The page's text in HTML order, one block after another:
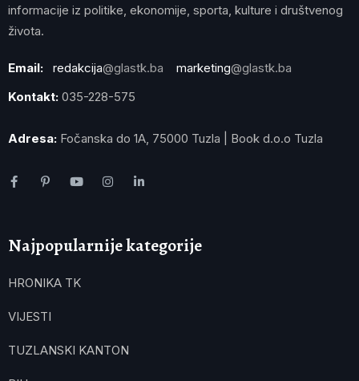
informacije iz politike, ekonomije, sporta, kulture i društvenog
života.
Email: redakcija@glastk.ba marketing@glastk.ba
Kontakt: 035-228-575
Adresa: Fočanska do 1A, 75000 Tuzla | Book d.o.o Tuzla
Najpopularnije kategorije
HRONIKA TK
VIJESTI
TUZLANSKI KANTON